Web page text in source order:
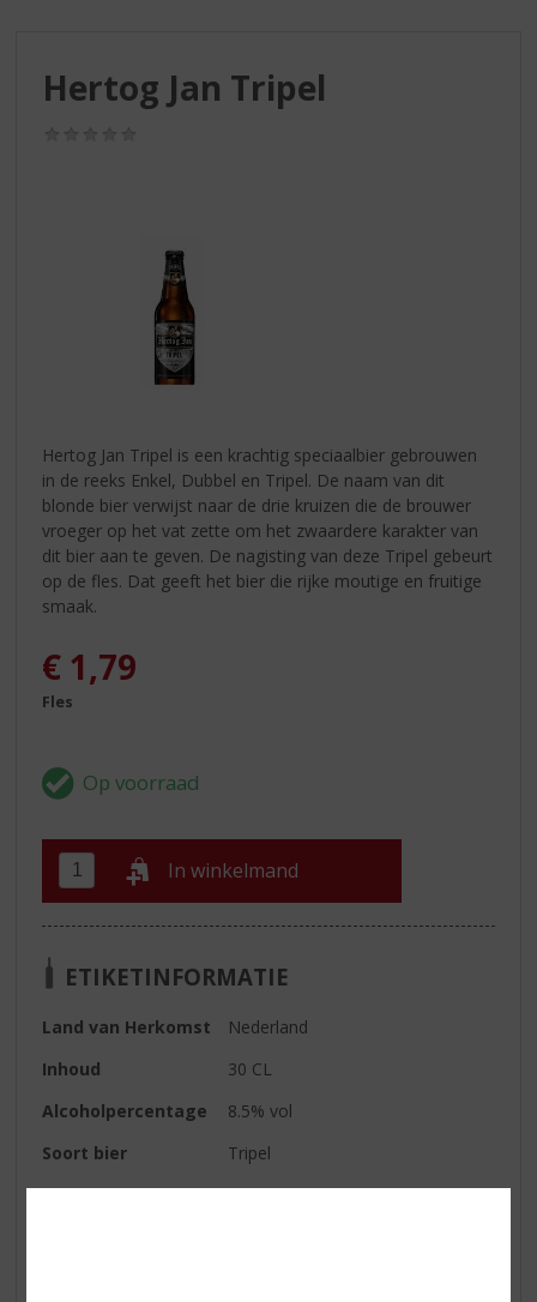
Hertog Jan Tripel
Hertog Jan Tripel is een krachtig speciaalbier gebrouwen
in de reeks Enkel, Dubbel en Tripel. De naam van dit
blonde bier verwijst naar de drie kruizen die de brouwer
vroeger op het vat zette om het zwaardere karakter van
dit bier aan te geven. De nagisting van deze Tripel gebeurt
op de fles. Dat geeft het bier die rijke moutige en fruitige
smaak.
€ 1,79
Fles
In winkelmand
ETIKETINFORMATIE
Land van Herkomst
Nederland
Inhoud
30 CL
Alcoholpercentage
8.5% vol
Soort bier
Tripel